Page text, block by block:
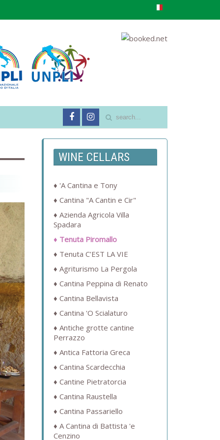
WINE CELLARS
'A Cantina e Tony
Cantina "A Cantin e Cir"
Azienda Agricola Villa
Spadara
Tenuta Piromallo
Tenuta C’EST LA VIE
Agriturismo La Pergola
Cantina Peppina di Renato
Cantina Bellavista
Cantina 'O Scialaturo
Antiche grotte cantine
Perrazzo
Antica Fattoria Greca
Cantina Scardecchia
Cantine Pietratorcia
Cantina Raustella
Cantina Passariello
A Cantina di Battista 'e
Cenzino